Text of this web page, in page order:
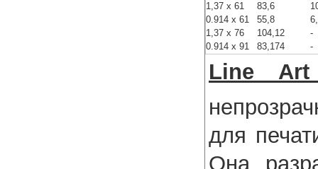
1,37 x 61 83,6
0.914 x 61
55,8
1,37 x 76
104,12
-
0.914 x 91
83,174 -
Line
для
Она